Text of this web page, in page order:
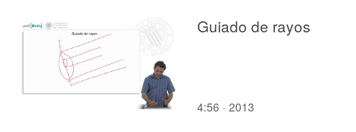
Schimidt.
Guiado de rayos
4:56 · 2013